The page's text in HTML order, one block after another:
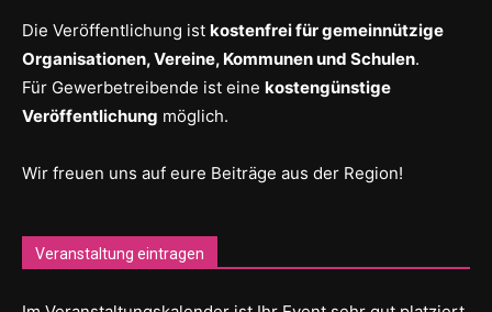
Die Veröffentlichung ist kostenfrei für gemeinnützige
Organisationen, Vereine, Kommunen und Schulen.
Für Gewerbetreibende ist eine kostengünstige
Veröffentlichung möglich.
Wir freuen uns auf eure Beiträge aus der Region!
Veranstaltung eintragen